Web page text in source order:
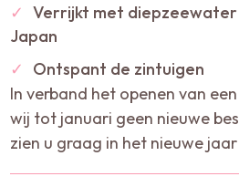
✓ Verrijkt met diepzeewater
Japan
✓
Ontspant de zintuigen
In verband het openen van
wij tot januari geen nieuwe
zien u graag in het nieuwe